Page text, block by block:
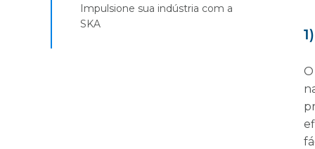
Impulsione sua indústria com a
SKA